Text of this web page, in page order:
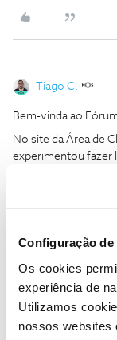
Configuração de
Os cookies
experiência de
Utilizamos
nossos websites
Tiago C.
Bem-vinda ao
No site da Área de
experimentou fazer